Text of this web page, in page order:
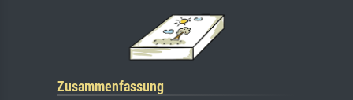
Zusammenfassung